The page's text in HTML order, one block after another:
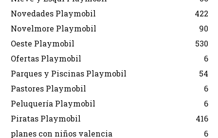
Novedades Playmobil
422
Novelmore Playmobil
90
Oeste Playmobil
530
Ofertas Playmobil
6
Parques y Piscinas Playmobil
54
Pastores Playmobil
6
Peluquería Playmobil
6
Piratas Playmobil
416
planes con niños valencia
6